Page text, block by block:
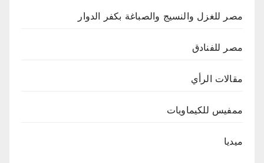
مصر للغزل والنسيج والصباغة بكفر الدوار
مصر للفنادق
مقالات الرأي
ممفيس للكيماويات
ميديا